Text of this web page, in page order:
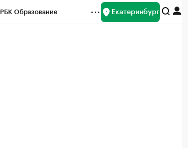
РБК Образование Екатеринбург